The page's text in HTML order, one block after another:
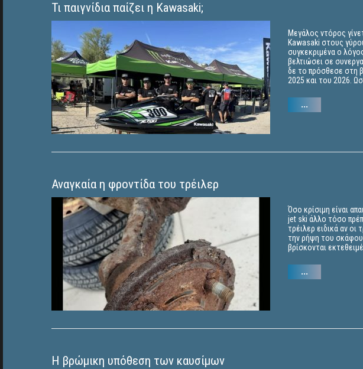
Τι παιγνίδια παίζει η Kawasaki;
Μεγάλος ντόρος
Kawasaki στους
συγκεκριμένα ο
βελτιώσει σε
δε το πρόσθεσε στη
2025 και του 2026.
...
Αναγκαία η φροντίδα του τρέιλερ
Όσο κρίσιμη είναι
jet ski άλλο τόσο
τρέιλερ ειδικά αν
την ρήψη του
βρίσκονται
...
Η βρώμικη υπόθεση των καυσίμων